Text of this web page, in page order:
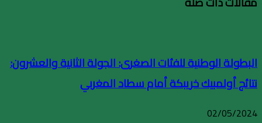
البطولة الوطنية للفئات الصغرى: الجولة الثانية والعشرون:
نتائج أولمبيك خريبكة أمام سطاد المغربي
02/05/2024